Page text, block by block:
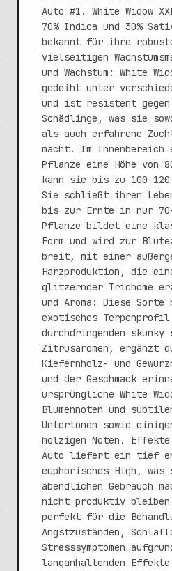
Auto #1. White Widow
70% Indica und 30%
bekannt für ihre
vielseitigen
und Wachstum: White
gedeiht unter
und ist resistent gegen
Schädlinge, was sie
als auch erfahrene
macht. Im
Pflanze eine Höhe von
kann sie bis zu 100-120
Sie schließt ihren
bis zur Ernte in nur
Pflanze bildet eine
Form und wird zur
breit, mit einer
Harzproduktion, die
glitzernder Trichome
und Aroma: Diese
exotisches
durchdringenden skunky
Zitrusaromen, ergänzt
Kiefernholz- und
und der Geschmack
ursprüngliche White
Blumennoten und
Untertönen sowie
holzigen Noten. Effekte:
Auto liefert ein tief
euphorisches High,
abendlichen Gebrauch
nicht produktiv
perfekt für die
Angstzuständen,
Stresssymptomen
langanhaltenden